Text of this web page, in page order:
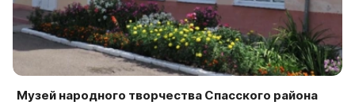
Музей народного творчества Спасского района